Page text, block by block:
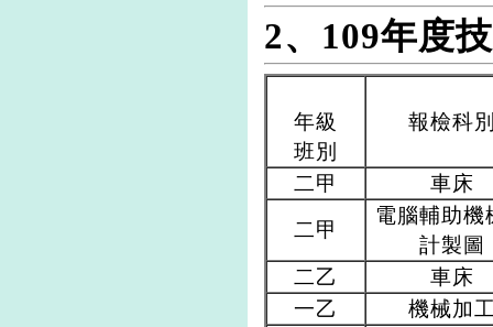
2、109年度
年級
班別
報檢科
二甲
車床
二甲
電腦輔助機
計製圖
二乙
車床
一乙
機械加